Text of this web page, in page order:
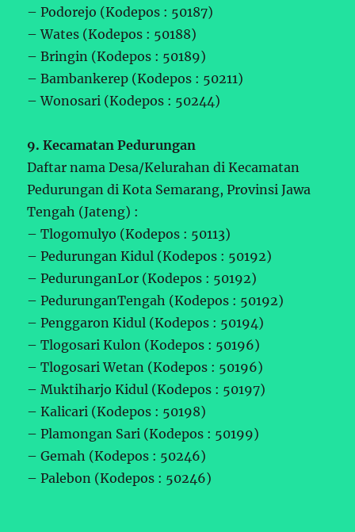
– Podorejo (Kodepos : 50187)
– Wates (Kodepos : 50188)
– Bringin (Kodepos : 50189)
– Bambankerep (Kodepos : 50211)
– Wonosari (Kodepos : 50244)
9. Kecamatan Pedurungan
Daftar nama Desa/Kelurahan di Kecamatan
Pedurungan di Kota Semarang, Provinsi Jawa
Tengah (Jateng) :
– Tlogomulyo (Kodepos : 50113)
– Pedurungan Kidul (Kodepos : 50192)
– PedurunganLor (Kodepos : 50192)
– PedurunganTengah (Kodepos : 50192)
– Penggaron Kidul (Kodepos : 50194)
– Tlogosari Kulon (Kodepos : 50196)
– Tlogosari Wetan (Kodepos : 50196)
– Muktiharjo Kidul (Kodepos : 50197)
– Kalicari (Kodepos : 50198)
– Plamongan Sari (Kodepos : 50199)
– Gemah (Kodepos : 50246)
– Palebon (Kodepos : 50246)